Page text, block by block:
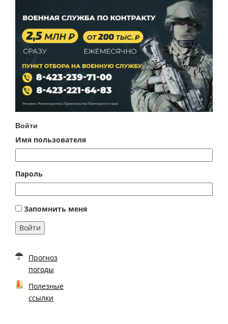
Войти
Имя пользователя
Пароль
Запомнить меня
Войти
Прогноз
погоды
Полезные
ссылки